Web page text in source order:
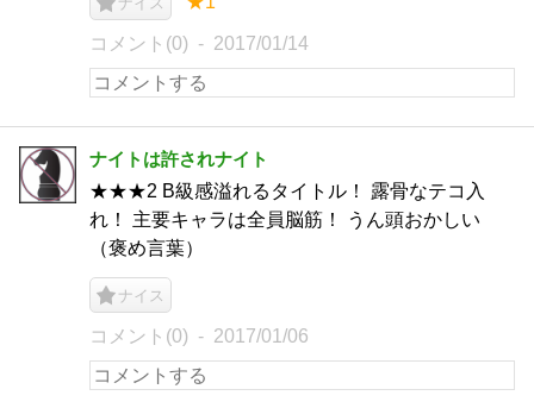
コメント(0) 2017/01/14
ナイトは許されナイト
★★★2 B級感溢れるタイトル！ 露骨なテコ入
れ！ 主要キャラは全員脳筋！ うん頭おかしい
（褒め言葉）
ナイス
コメント(0) 2017/01/06